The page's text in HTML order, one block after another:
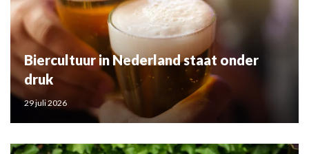
Biercultuur in Nederland staat onder
druk
29 juli 2026